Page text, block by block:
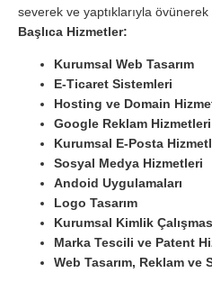
severek ve yaptıklarıyla
Başlıca Hizmetler:
Kurumsal Web Tasarım
E-Ticaret Sistemleri
Hosting ve Domain
Google Reklam Hizmetleri
Kurumsal E-Posta
Sosyal Medya Hizmetleri
Andoid Uygulamaları
Logo Tasarım
Kurumsal Kimlik
Marka Tescili ve Patent
Web Tasarım, Reklam ve